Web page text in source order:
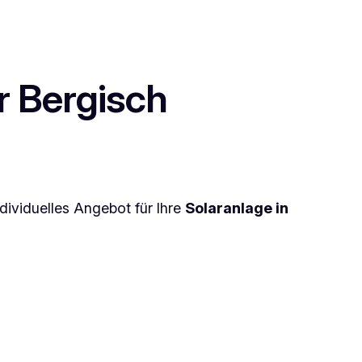
Bergisch
Angebot für Ihre Solaranlage in